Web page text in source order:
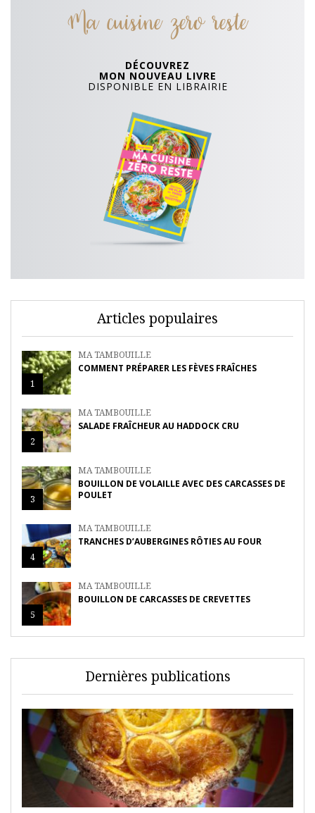
Ma cuisine zero reste
DÉCOUVREZ
MON NOUVEAU LIVRE
DISPONIBLE EN LIBRAIRIE
Articles populaires
1
MA TAMBOUILLE
COMMENT PRÉPARER LES FÈVES FRAÎCHES
2
MA TAMBOUILLE
SALADE FRAÎCHEUR AU HADDOCK CRU
3
MA TAMBOUILLE
BOUILLON DE VOLAILLE AVEC DES CARCASSES DE
POULET
4
MA TAMBOUILLE
TRANCHES D’AUBERGINES RÔTIES AU FOUR
5
MA TAMBOUILLE
BOUILLON DE CARCASSES DE CREVETTES
Dernières publications